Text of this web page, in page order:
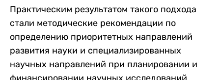
Практическим результатом такого подхода
стали методические рекомендации по
определению приоритетных направлений
развития науки и специализированных
научных направлений при планировании и
финансировании научных исследований,